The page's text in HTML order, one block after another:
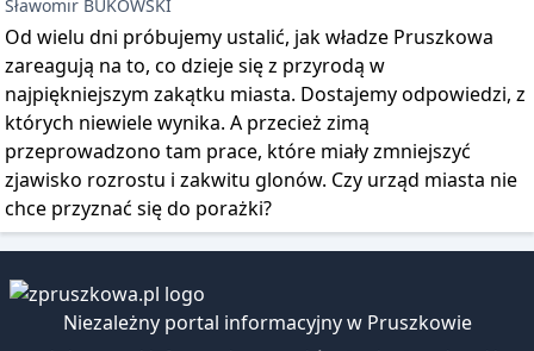
Sławomir BUKOWSKI
Od wielu dni próbujemy ustalić, jak władze Pruszkowa
zareagują na to, co dzieje się z przyrodą w
najpiękniejszym zakątku miasta. Dostajemy odpowiedzi, z
których niewiele wynika. A przecież zimą
przeprowadzono tam prace, które miały zmniejszyć
zjawisko rozrostu i zakwitu glonów. Czy urząd miasta nie
chce przyznać się do porażki?
Niezależny portal informacyjny w Pruszkowie